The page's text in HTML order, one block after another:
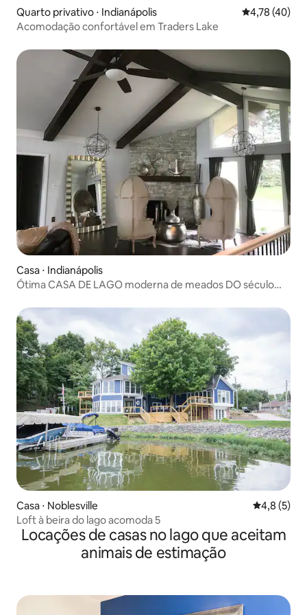
Quarto privativo ⋅ Indianápolis 4,78 de uma
4,78 (40)
Acomodação confortável em Traders Lake
Casa ⋅ Indianápolis
Ótima CASA DE LAGO moderna de meados DO século
Casa ⋅ Noblesville 4,8 de
4,8 (5)
Loft à beira do lago acomoda 5
Locações de casas no lago que aceitam
animais de estimação